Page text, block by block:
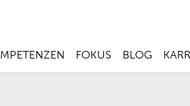
FOKUS BLOG